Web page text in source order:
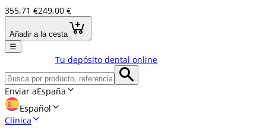
355,71 €249,00 €
Añadir a la cesta
☰
Tu depósito dental online
Enviar aEspaña
Español
Clínica